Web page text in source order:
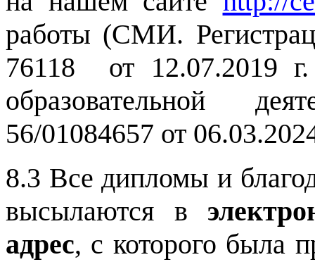
работы (СМИ.
76118 от 12.07.2019
образовательной
56/01084657 от
8.3 Все дипломы и
высылаются в
адрес, с которого была